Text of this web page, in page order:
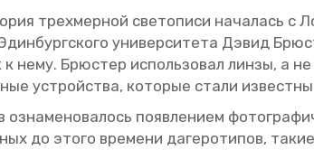
трех­мер­ной све­то­пи­си на­ча­лась с
уни­вер­си­те­та Дэвид
к нему. Брю­стер ис­поль­зо­вал линзы, а
устрой­ства, ко­то­рые стали
озна­ме­но­ва­лось по­яв­ле­ни­ем
до этого вре­ме­ни да­ге­ро­ти­пов,